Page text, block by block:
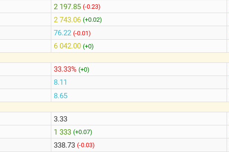
2 197.85 (-0.23)
2 743.06 (+0.02)
76.22 (-0.01)
6 042.00 (+0)
33.33%(+0)
8.11
8.65
3.33
1 333(+0.07)
338.73(-0.03)